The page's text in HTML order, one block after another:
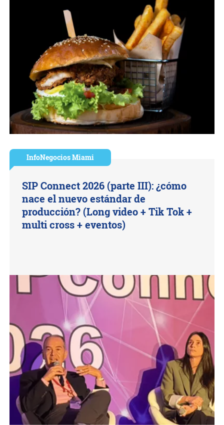
InfoNegocios Miami
SIP Connect 2026 (parte III): ¿cómo
nace el nuevo estándar de
producción? (Long video + Tik Tok +
multi cross + eventos)